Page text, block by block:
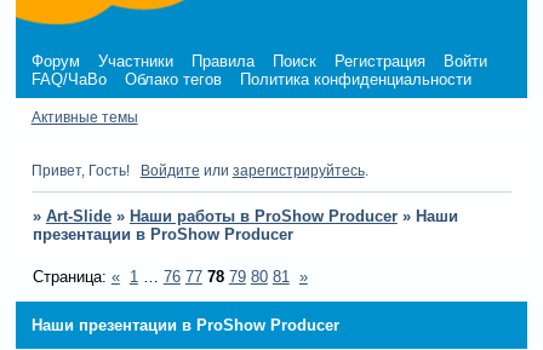
Форум Участники Правила Поиск Регистрация
Войти
FAQ/ЧаВо
Облако тегов Политика конфиденциальности
Активные темы
Привет, Гость! Войдите или зарегистрируйтесь.
» Art-Slide » Наши работы в ProShow Producer » Наши
презентации в ProShow Producer
Наши презентации в ProShow Producer
Страница: « 1 … 76 77 78 79 80 81 »